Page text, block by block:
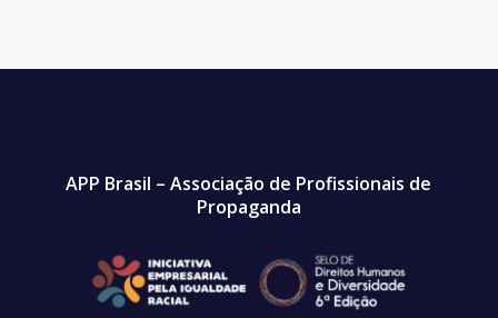
APP Brasil – Associação de Profissionais de
Propaganda